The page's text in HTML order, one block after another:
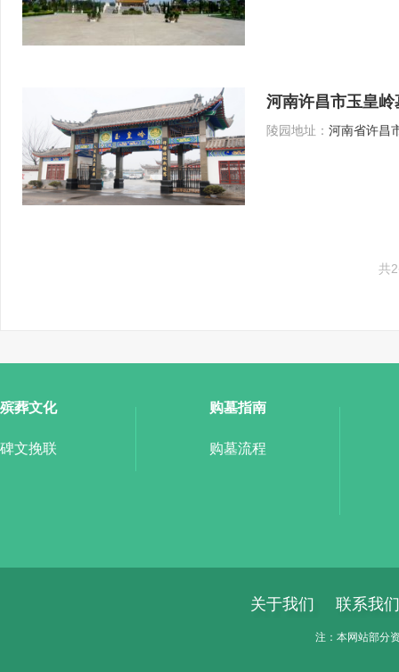
河南许昌市玉皇岭
陵园地址： 河南省许昌
共
殡葬文化
碑文挽联
购墓指南
购墓流程
关于我们 联系我们
注：本网站部分